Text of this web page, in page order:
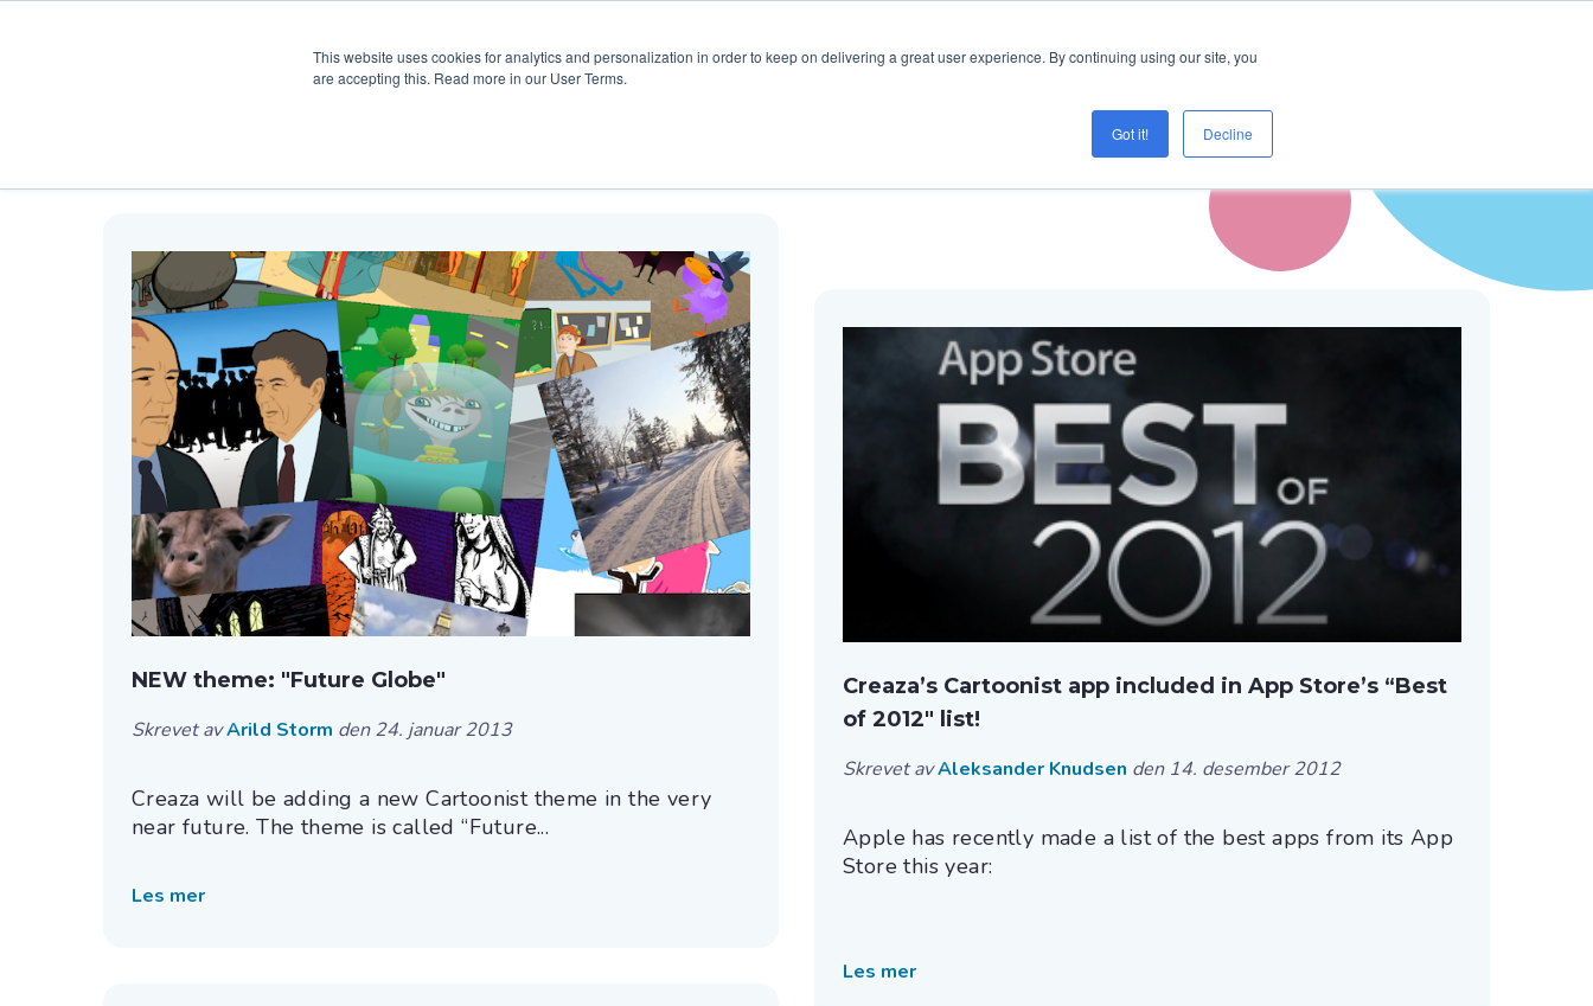
This website uses cookies for analytics and personalization in order to keep on delivering a great user experience. By continuing using our site, you
are accepting this. Read more in our User Terms.
Got it! Decline
NEW theme: "Future Globe"
Skrevet avArild Storm den 24. januar 2013
Creaza will be adding a new Cartoonist theme in the very
near future. The theme is called “Future...
Les mer
Creaza’s Cartoonist app included in App Store’s “Best
of 2012″ list!
Skrevet avAleksander Knudsen den 14. desember 2012
Apple has recently made a list of the best apps from its App
Store this year:
Les mer